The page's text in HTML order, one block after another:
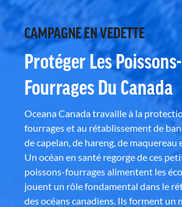
CAMPAGNE EN VEDETTE
Protéger Les Poissons-
Fourrages Du Canada
Oceana Canada travaille à la
fourrages et au rétablissement de
de capelan, de hareng, de maquereau
Un océan en santé regorge de ces
poissons-fourrages alimentent les
jouent un rôle fondamental dans le
des océans canadiens. Ils forment un